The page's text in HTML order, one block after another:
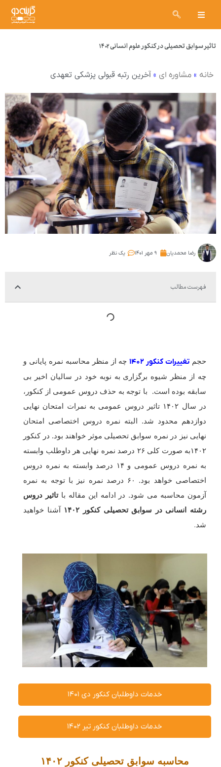
تاثیر سوابق تحصیلی در کنکور علوم انسانی ۱۴۰۲
خانه » مشاوره ای » آخرین رتبه قبولی پزشکی تعهدی
رضا محمدیان ۹ مهر ۱۴۰۱ یک نظر
فهرست مطالب
حجم تغییرات کنکور ۱۴۰۲
چه از منظر محاسبه نمره پایانی و
چه از منظر شیوه برگزاری به نوبه خود در سالیان اخیر بی
سابقه بوده است. با توجه به حذف دروس عمومی از کنکور،
در سال ۱۴۰۲ تاثیر دروس عمومی به نمرات امتحان نهایی
دوازدهم محدود شد. البته نمره دروس اختصاصی امتحان
نهایی نیز در نمره سوابق تحصیلی موثر خواهند بود. در کنکور
۱۴۰۲به صورت کلی ۲۶ درصد نمره نهایی هر داوطلب وابسته
به نمره دروس عمومی و ۱۴ درصد وابسته به نمره دروس
اختصاصی خواهد بود. ۶۰ درصد نمره نیز با توجه به نمره
آزمون محاسبه می شود. در ادامه این مقاله باتاثیر دروس
رشته انسانی در سوابق تحصیلی کنکور ۱۴۰۲
آشنا خواهید
شد.
خدمات داوطلبان کنکور دی ۱۴۰۱
خدمات داوطلبان کنکور تیر ۱۴۰۲
محاسبه سوابق تحصیلی کنکور ۱۴۰۲